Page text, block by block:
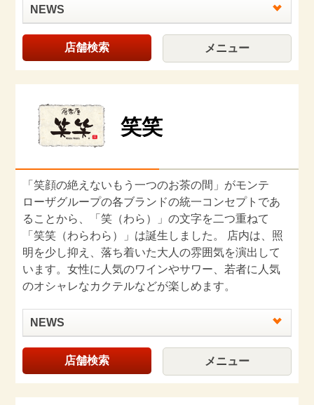
NEWS
店舗検索 メニュー
笑笑
「笑顔の絶えないもう一つのお茶の間」がモンテ
ローザグループの各ブランドの統一コンセプトであ
ることから、「笑（わら）」の文字を二つ重ねて
「笑笑（わらわら）」は誕生しました。 店内は、照
明を少し抑え、落ち着いた大人の雰囲気を演出して
います。女性に人気のワインやサワー、若者に人気
のオシャレなカクテルなどが楽しめます。
NEWS
店舗検索 メニュー